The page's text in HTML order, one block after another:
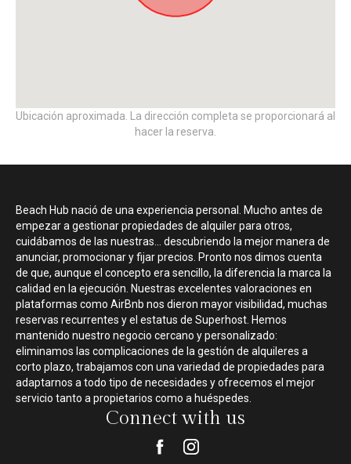
Ubicación aproximada. La dirección completa se proporcionará al
hacer la reserva.
Beach Hub nació de una experiencia personal. Mucho antes de
empezar a gestionar propiedades de alquiler para otros,
cuidábamos de las nuestras... descubriendo la mejor manera de
anunciar, promocionar y fijar precios. Pronto nos dimos cuenta
de que, aunque el concepto era sencillo, la diferencia la marca la
calidad en la ejecución. Nuestras excelentes valoraciones en
plataformas como AirBnb nos dieron mayor visibilidad, muchas
reservas recurrentes y el estatus de Superhost. Hemos
mantenido nuestro negocio cercano y personalizado:
eliminamos las complicaciones de la gestión de alquileres a
corto plazo, trabajamos con una variedad de propiedades para
adaptarnos a todo tipo de necesidades y ofrecemos el mejor
servicio tanto a propietarios como a huéspedes.
Connect with us